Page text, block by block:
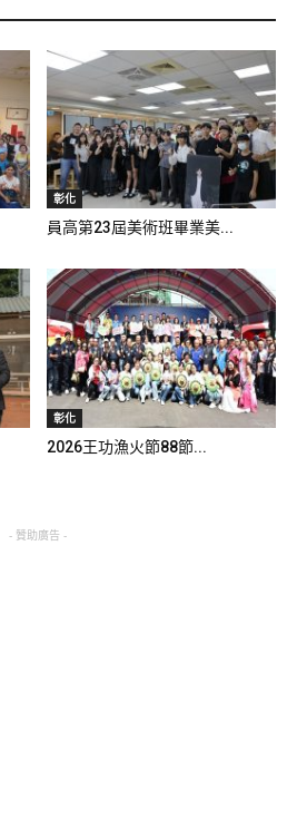
彰化
員高第23屆美術班畢業美...
彰化
2026王功漁火節88節...
- 贊助廣告 -